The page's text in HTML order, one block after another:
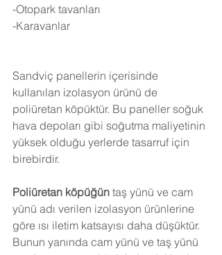
-Otopark tavanları
-Karavanlar
Sandviç panellerin içerisinde
kullanılan izolasyon ürünü de
poliüretan köpüktür. Bu paneller soğuk
hava depoları gibi soğutma maliyetinin
yüksek olduğu yerlerde tasarruf için
birebirdir.
Poliüretan köpüğün taş yünü ve cam
yünü adı verilen izolasyon ürünlerine
göre ısı iletim katsayısı daha düşüktür.
Bunun yanında cam yünü ve taş yünü